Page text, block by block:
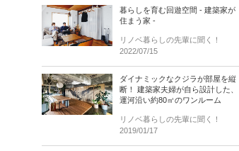
暮らしを育む回遊空間 - 建築家が
住まう家 -
リノベ暮らしの先輩に聞く！
2022/07/15
ダイナミックなクジラが部屋を縦
断！ 建築家夫婦が自ら設計した、
運河沿い約80㎡のワンルーム
リノベ暮らしの先輩に聞く！
2019/01/17